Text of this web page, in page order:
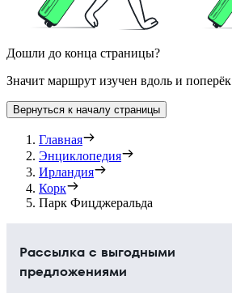
Дошли до конца страницы?
Значит маршрут изучен вдоль и поперёк
Вернуться к началу страницы
Главная
Энциклопедия
Ирландия
Корк
Парк Фицджеральда
Рассылка с выгодными
предложениями